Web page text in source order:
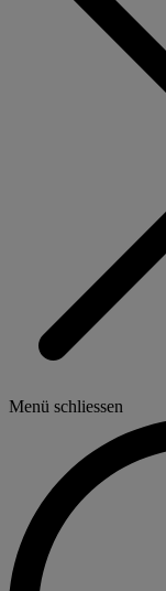
Menü schliessen